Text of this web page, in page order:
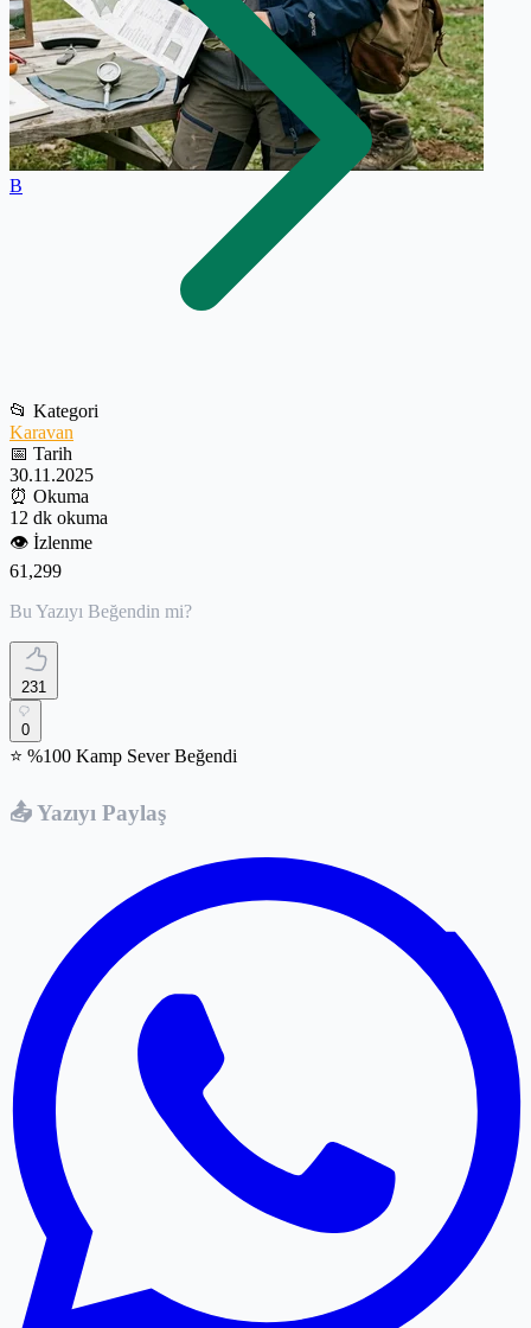
B
📂 Kategori
Karavan
📅 Tarih
30.11.2025
⏰ Okuma
12 dk okuma
👁️ İzlenme
61,299
Bu Yazıyı Beğendin mi?
231
0
⭐ %100 Kamp Sever Beğendi
📤 Yazıyı Paylaş